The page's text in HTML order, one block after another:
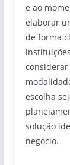
e ao
elaborar
de forma
considerar
escolha
solução
negócio.